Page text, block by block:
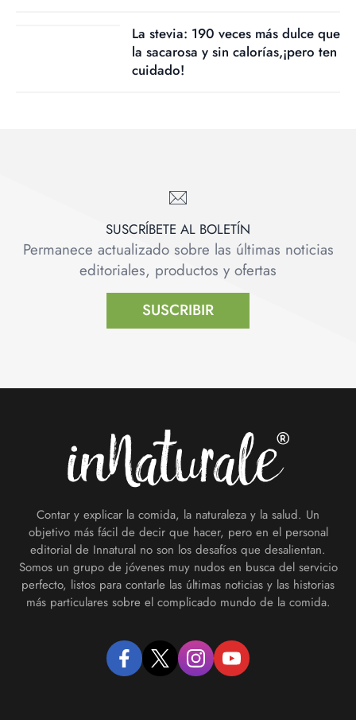
La stevia: 190 veces más dulce que
la sacarosa y sin calorías,¡pero ten
cuidado!
SUSCRÍBETE AL BOLETÍN
Permanece actualizado sobre las últimas noticias
editoriales, productos y ofertas
SUSCRIBIR
Contar y explicar la comida, la naturaleza y la salud. Un
objetivo más fácil de decir que hacer, pero en el personal
editorial de Innatural no son los desafíos que desalientan.
Somos un grupo de jóvenes muy nudos en busca del servicio
perfecto, listos para contarle las últimas noticias y las historias
más particulares sobre el complicado mundo de la comida.
facebooktwitter instagramyoutube